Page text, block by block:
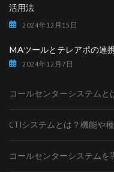
活用法
2024年12月15日
MAツールとテレアポの連
2024年12月7日
コールセンターシステムと
CTIシステムとは？機能や
コールセンターシステムを